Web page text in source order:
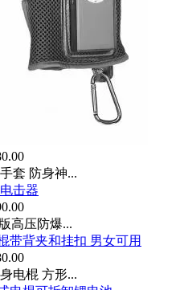
套 防身神...
高压防爆...
电棍 方形...